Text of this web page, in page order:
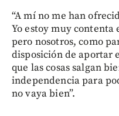
“A mí no me han
Yo estoy muy contenta
pero nosotros, como
disposición de aportar
que las cosas salgan
independencia para
no vaya bien”.